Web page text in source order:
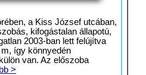
a Kiss József utcában,
kifogástalan állapotú,
2003-ban lett felújítva
így könnyedén
van. Az előszoba
>